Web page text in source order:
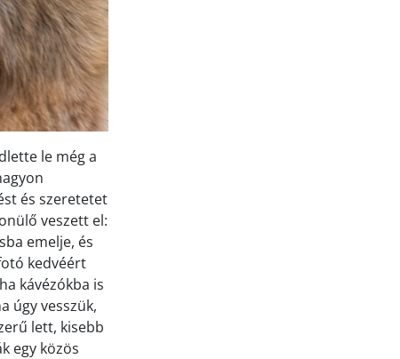
le még a
és szeretetet
veszett el:
emelje, és
kedvéért
kávézókba is
úgy vesszük,
lett, kisebb
egy közös